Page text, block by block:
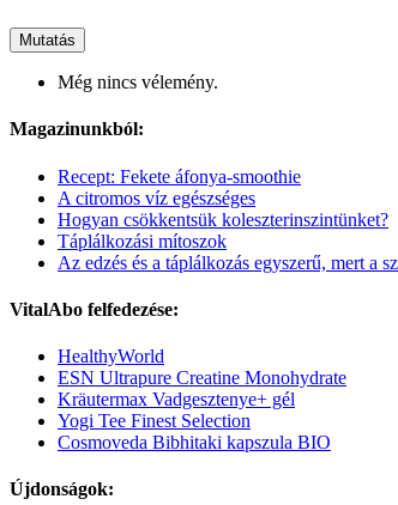
Mutatás
Még nincs vélemény.
Magazinunkból:
Recept: Fekete áfonya-smoothie
A citromos víz egészséges
Hogyan csökkentsük koleszterinszintünket?
Táplálkozási mítoszok
Az edzés és a táplálkozás egyszerű, mert a
VitalAbo felfedezése:
HealthyWorld
ESN Ultrapure Creatine Monohydrate
Kräutermax Vadgesztenye+ gél
Yogi Tee Finest Selection
Cosmoveda Bibhitaki kapszula BIO
Újdonságok: